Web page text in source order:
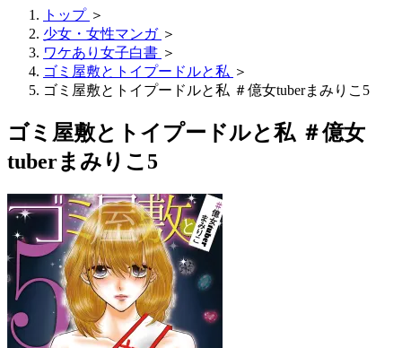
トップ ＞
少女・女性マンガ ＞
ワケあり女子白書 ＞
ゴミ屋敷とトイプードルと私 ＞
ゴミ屋敷とトイプードルと私 ＃億女tuberまみりこ5
ゴミ屋敷とトイプードルと私 ＃億女
tuberまみりこ5